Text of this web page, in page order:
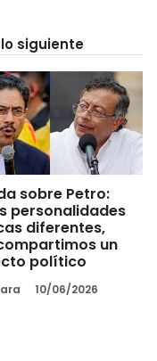
siguiente
sobre Petro:
personalidades
diferentes,
un
político
10/06/2026